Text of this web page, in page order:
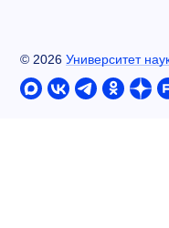
© 2026 Университет